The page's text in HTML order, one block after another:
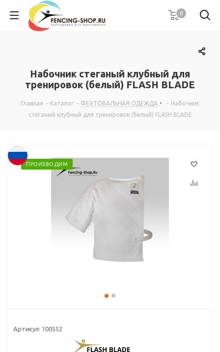
0
Набочник стеганый клубный для
тренировок (белый) FLASH BLADE
Главная - Каталог - ФЕХТОВАЛЬНАЯ ОДЕЖДА - Набочник
стеганый клубный для тренировок (белый) FLASH BLADE
ПРОИЗВОДИМ
Артикул: 100552